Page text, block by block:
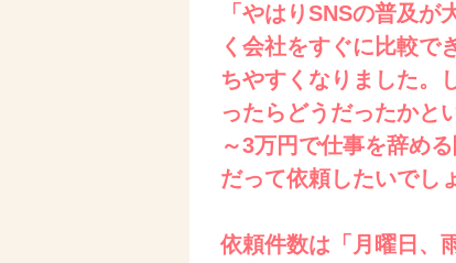
「やはりSNSの普及
く会社をすぐに比較で
ちやすくなりました。
ったらどうだったかと
～3万円で仕事を辞め
だって依頼したいでし
依頼件数は「月曜日、